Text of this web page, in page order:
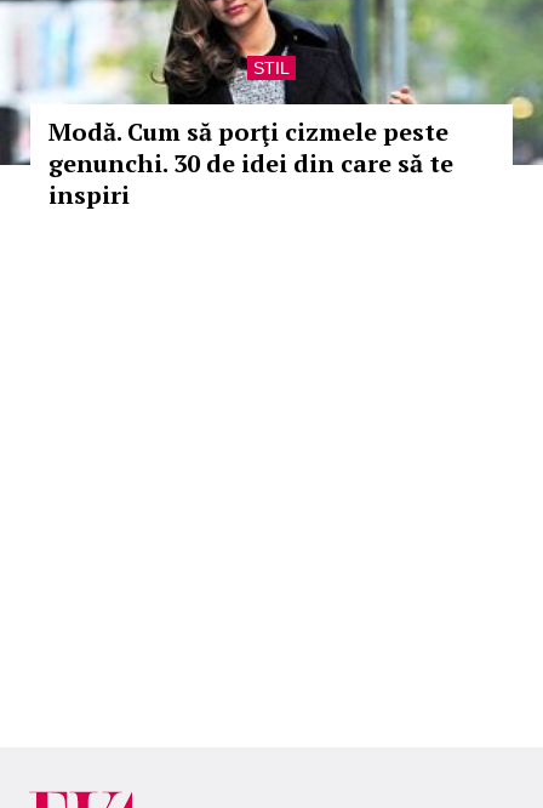
STIL
Modă. Cum să porţi cizmele peste
genunchi. 30 de idei din care să te
inspiri